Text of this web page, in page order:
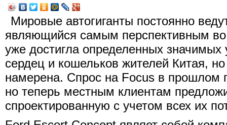
Мировые автогиганты постоянно
являющийся самым перспективным
уже достигла определенных значимых
сердец и кошельков жителей Китая,
намерена. Спрос на Focus в прошлом
но теперь местным клиентам
спроектированную с учетом всех их